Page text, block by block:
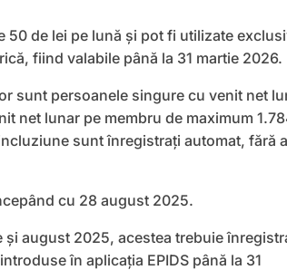
50 de lei pe lună și pot fi utilizate
fiind valabile până la 31 martie 2026.
sunt persoanele singure cu venit net
net lunar pe membru de maximum
sunt înregistrați automat, fără
cu 28 august 2025.
august 2025, acestea trebuie
în aplicația EPIDS până la 31